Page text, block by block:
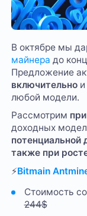
В октябре мы
майнера до
Предложение
включительно
любой модели.
Рассмотрим
доходных
потенциальной
также при
⚡Bitmain
Стоимость
244$